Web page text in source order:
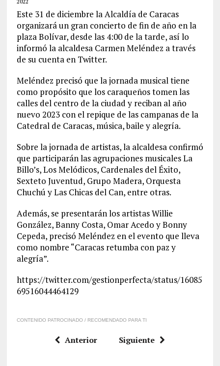
Este 31 de diciembre la Alcaldía de Caracas
organizará un gran concierto de fin de año en la
plaza Bolívar, desde las 4:00 de la tarde, así lo
informó la alcaldesa Carmen Meléndez a través
de su cuenta en Twitter.
Meléndez precisó que la jornada musical tiene
como propósito que los caraqueños tomen las
calles del centro de la ciudad y reciban al año
nuevo 2023 con el repique de las campanas de la
Catedral de Caracas, música, baile y alegría.
Sobre la jornada de artistas, la alcaldesa confirmó
que participarán las agrupaciones musicales La
Billo’s, Los Melódicos, Cardenales del Éxito,
Sexteto Juventud, Grupo Madera, Orquesta
Chuchú y Las Chicas del Can, entre otras.
Además, se presentarán los artistas Willie
González, Banny Costa, Omar Acedo y Bonny
Cepeda, precisó Meléndez en el evento que lleva
como nombre “Caracas retumba con paz y
alegría”.
https://twitter.com/gestionperfecta/status/16085
69516044464129
CONTENIDO PATROCINADO / RECOMENDADO PARA TI
Anterior Siguiente